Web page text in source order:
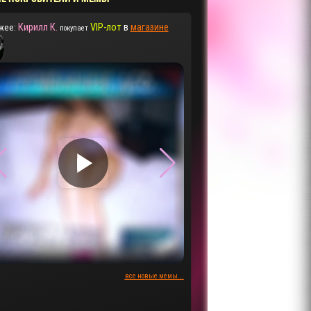
Кирилл К. покупает VIP-лотв магазине
▶
все новые мемы...